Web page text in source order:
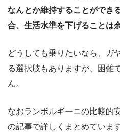
なんとか維持することができ
合、生活水準を下げることは
どうしても乗りたいなら、ガ
る選択肢もありますが、困難
ん。
なおランボルギーニの比較的
の記事で詳しくまとめていま